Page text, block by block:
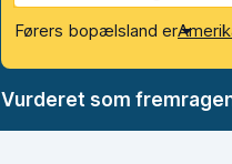
Førers bopælsland er
Vurderet som